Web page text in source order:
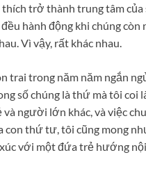
trở thành trung tâm của
hành động khi chúng còn
Vì vậy, rất khác nhau.
trai trong năm năm ngắn
số chúng là thứ mà tôi
người lớn khác, và việc
thứ tư, tôi cũng mong
với một đứa trẻ hướng